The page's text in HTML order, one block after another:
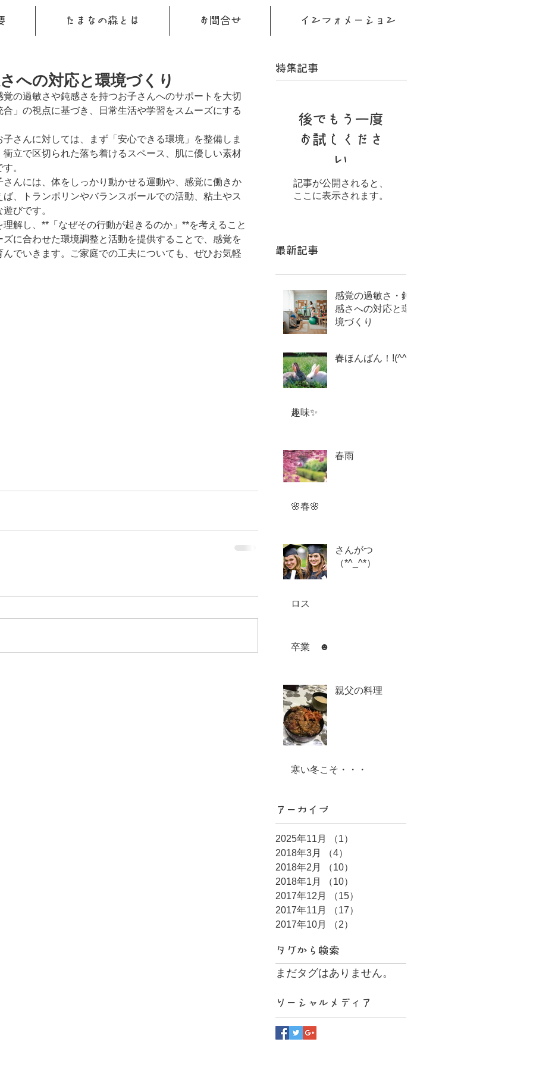
たまなの森とは お問合せ インフォメーション
への対応と環境づくり
の過敏さや鈍感さを持つお子さんへのサポートを大切
」の視点に基づき、日常生活や学習をスムーズにする
さんに対しては、まず「安心できる環境」を整備しま
立で区切られた落ち着けるスペース、肌に優しい素材
。
んには、体をしっかり動かせる運動や、感覚に働きか
、トランポリンやバランスボールでの活動、粘土やス
びです。
解し、**「なぜその行動が起きるのか」**を考えること
に合わせた環境調整と活動を提供することで、感覚を
でいきます。ご家庭での工夫についても、ぜひお気軽
特集記事
後でもう一度
お試しくださ
い
記事が公開されると、
ここに表示されます。
最新記事
感覚の過敏さ・鈍
感さへの対応と環
境づくり
春ほんばん！!(^^)!
趣味✨
春雨
🌸春🌸
さんがつ
（*^_^*）
ロス
卒業 ☻
親父の料理
寒い冬こそ・・・
アーカイブ
2025年11月 （1）
2018年3月
（4）
2018年2月
（10）
2018年1月
（10）
2017年12月
（15）
2017年11月
（17）
2017年10月
（2）
タグから検索
まだタグはありません。
ソーシャルメディア